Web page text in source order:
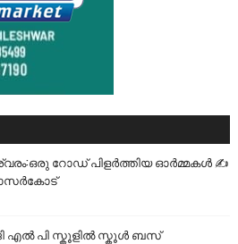
റോഡ് പിളർത്തിയ ഓർമ്മകൾ ✍️
എൽ പി സ്കൂളിൽ സ്കൂൾ ബസ്